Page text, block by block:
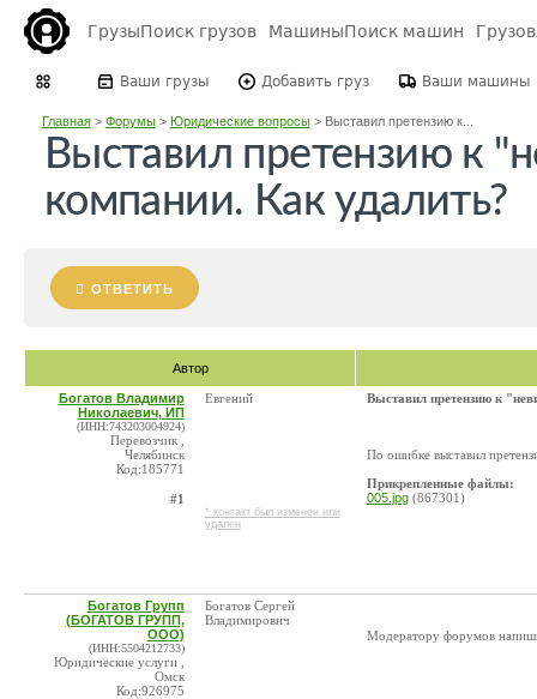
ГрузыПоиск грузов МашиныПоиск машин
Ваши грузы Добавить груз Ваши машины
Главная> Форумы> Юридические вопросы> Выставил претензию к...
Выставил претензию к
компании. Как удалить?
ОТВЕТИТЬ
Автор
Богатов Владимир
Николаевич, ИП
(ИНН:743203004924)
Перевозчик ,
Челябинск
Код:185771
#1
Евгений
* контакт был изменен или
удален
Выставил претензию к
По ошибке выставил
Прикрепленные файлы:
005.jpg (867301)
Богатов Групп
(БОГАТОВ ГРУПП,
ООО)
(ИНН:5504212733)
Юридические услуги ,
Омск
Код:926975
Богатов Сергей
Владимирович
Модератору форумов